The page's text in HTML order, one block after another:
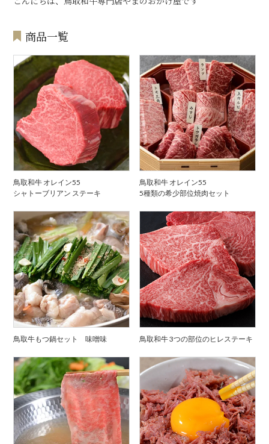
商品一覧
鳥取和牛 オレイン55
シャトーブリアン ステーキ
鳥取和牛 オレイン55
5種類の希少部位焼肉セット
鳥取牛もつ鍋セット 味噌味 鳥取和牛 3つの部位のヒレステーキ